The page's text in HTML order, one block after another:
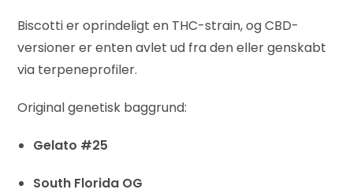
Biscotti er oprindeligt en THC-strain, og CBD-
versioner er enten avlet ud fra den eller genskabt
via terpeneprofiler.
Original genetisk baggrund:
Gelato #25
South Florida OG